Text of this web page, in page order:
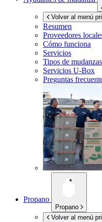
Volver al menú
Resumen
Proveedores
Cómo funciona
Servicios
Tipos de mudanzas
Servicios U-Box
Preguntas
Propano
Propano
Volver al menú